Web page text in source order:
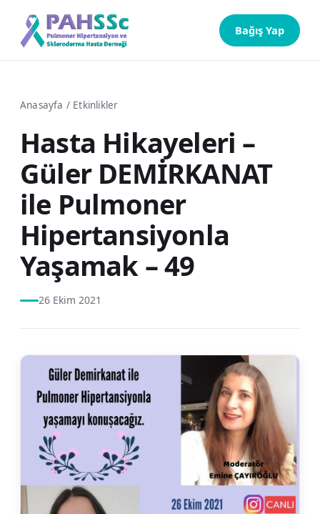
Bağış Yap
Anasayfa / Etkinlikler
Hasta Hikayeleri –
Güler DEMİRKANAT
ile Pulmoner
Hipertansiyonla
Yaşamak – 49
26 Ekim 2021